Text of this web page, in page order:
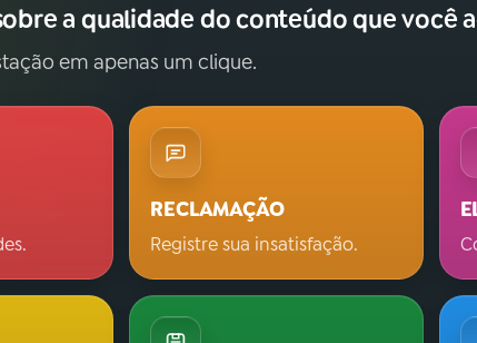
a qualidade do conteúdo que você
em apenas um clique.
RECLAMAÇÃO
Registre sua insatisfação.